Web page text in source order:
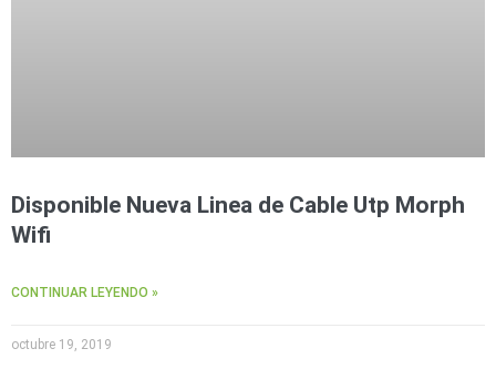
Disponible Nueva Linea de Cable Utp Morph
Wifi
CONTINUAR LEYENDO »
octubre 19, 2019